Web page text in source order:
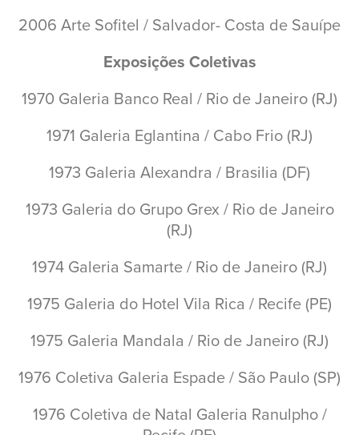
2006 Arte Sofitel / Salvador- Costa de Sauípe
Exposições Coletivas
1970 Galeria Banco Real / Rio de Janeiro (RJ)
1971 Galeria Eglantina / Cabo Frio (RJ)
1973 Galeria Alexandra / Brasilia (DF)
1973 Galeria do Grupo Grex / Rio de Janeiro
(RJ)
1974 Galeria Samarte / Rio de Janeiro (RJ)
1975 Galeria do Hotel Vila Rica / Recife (PE)
1975 Galeria Mandala / Rio de Janeiro (RJ)
1976 Coletiva Galeria Espade / São Paulo (SP)
1976 Coletiva de Natal Galeria Ranulpho /